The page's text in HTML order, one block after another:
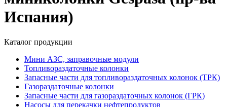
Испания)
Каталог продукции
Мини АЗС, заправочные модули
Топливораздаточные колонки
Запасные части для топливораздаточных колонок (ТРК)
Газораздаточные колонки
Запасные части для газораздаточных колонок (ГРК)
Насосы для перекачки нефтепродуктов